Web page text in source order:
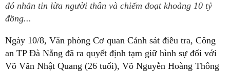
đó nhắn tin lừa người thân và chiếm đoạt khoảng 10 tỷ
đồng...
Ngày 10/8, Văn phòng Cơ quan Cảnh sát điều tra, Công
an TP Đà Nẵng đã ra quyết định tạm giữ hình sự đối với
Võ Văn Nhật Quang (26 tuổi), Võ Nguyễn Hoàng Thông